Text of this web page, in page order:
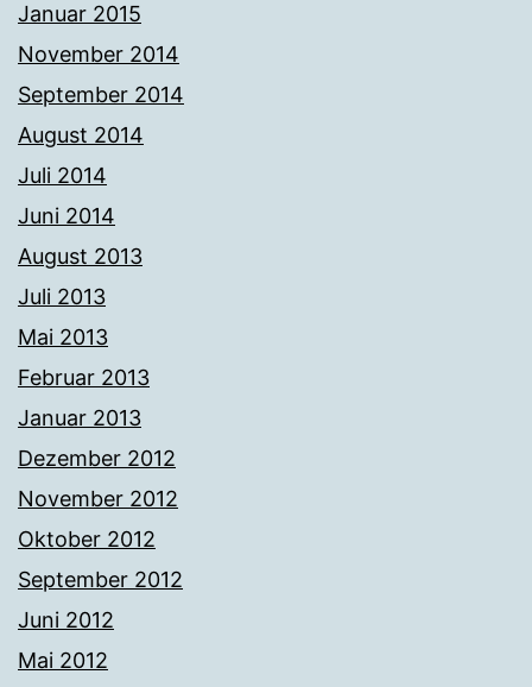
Januar 2015
November 2014
September 2014
August 2014
Juli 2014
Juni 2014
August 2013
Juli 2013
Mai 2013
Februar 2013
Januar 2013
Dezember 2012
November 2012
Oktober 2012
September 2012
Juni 2012
Mai 2012